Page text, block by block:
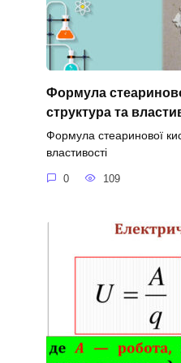
Формула
структура та
Формула стеаринової
властивості
0 109